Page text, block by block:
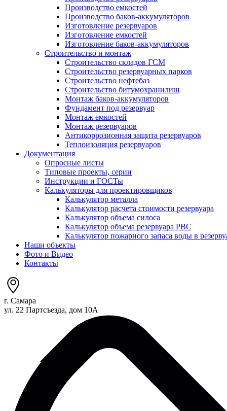
Производство емкостей
Производство баков-аккумуляторов
Изготовление резервуаров
Изготовление емкостей
Изготовление баков-аккумуляторов
Строительство и монтаж
Строительство складов ГСМ
Строительство резервуарных парков
Строительство нефтебаз
Строительство битумохранилищ
Монтаж баков-аккумуляторов
Фундамент под резервуар
Монтаж емкостей
Монтаж резервуаров
Антикоррозионная защита резервуаров
Теплоизоляция резервуаров
Документация
Опросные листы
Типовые проекты, серии
Инструкции и ГОСТы
Калькуляторы для проектировщиков
Калькулятор металла
Калькулятор расчета стоимости резервуара
Калькулятор объема силоса
Калькулятор объема резервуара РВС
Калькулятор пожарного запаса воды в
Наши объекты
Фото и Видео
Контакты
г. Самара
ул. 22 Партсъезда, дом 10А